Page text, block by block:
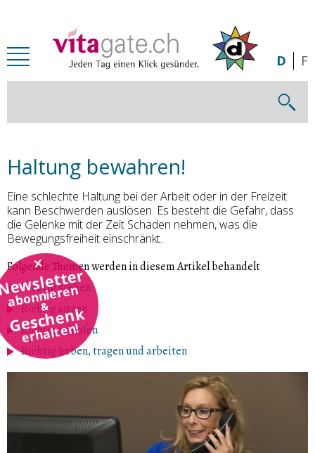
abonnieren
&
Geschenk
erhalten!
D F
Haltung bewahren!
Eine schlechte Haltung bei der Arbeit oder in der Freizeit
kann Beschwerden auslösen. Es besteht die Gefahr, dass
die Gelenke mit der Zeit Schaden nehmen, was die
Bewegungsfreiheit einschränkt.
Folgende Themen werden in diesem Artikel behandelt
Richtig stehen
Richtig sitzen
Richtig schlafen
Richtig heben, tragen und arbeiten